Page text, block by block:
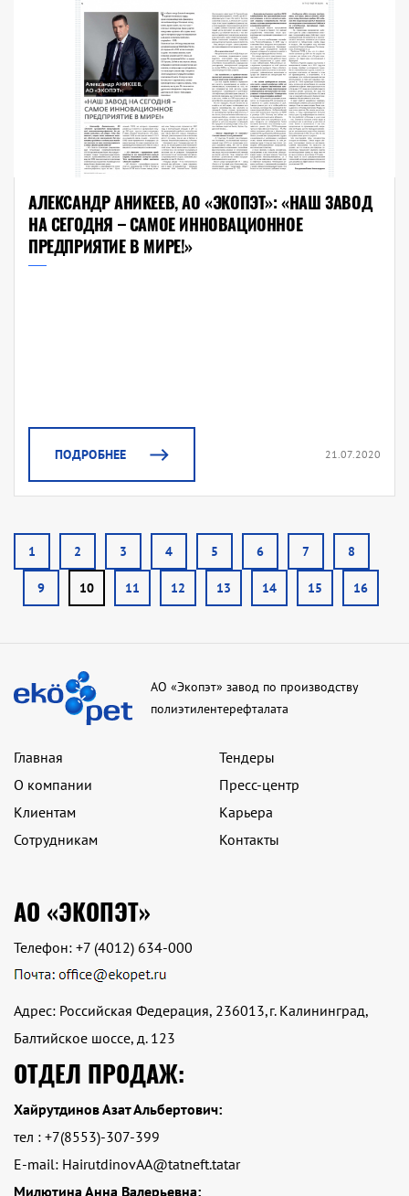
АЛЕКСАНДР АНИКЕЕВ, АО «ЭКОПЭТ»: «НАШ ЗАВОД
НА СЕГОДНЯ – САМОЕ ИННОВАЦИОННОЕ
ПРЕДПРИЯТИЕ В МИРЕ!»
ПОДРОБНЕЕ 21.07.2020
1 2 3 4 5 6 7 8
9 10 11 12 13 14 15 16
АО «Экопэт» завод по производству
полиэтилентерефталата
Главная
О компании
Клиентам
Сотрудникам
Тендеры
Пресс-центр
Карьера
Контакты
АО «ЭКОПЭТ»
Телефон: +7 (4012) 634-000
Адрес: Российская Федерация, 236013,г. Калининград,
Балтийское шоссе, д. 123
ОТДЕЛ ПРОДАЖ:
Хайрутдинов Азат Альбертович:
тел : +7(8553)-307-399
E-mail: HairutdinovAA@tatneft.tatar
Милютина Анна Валерьевна: